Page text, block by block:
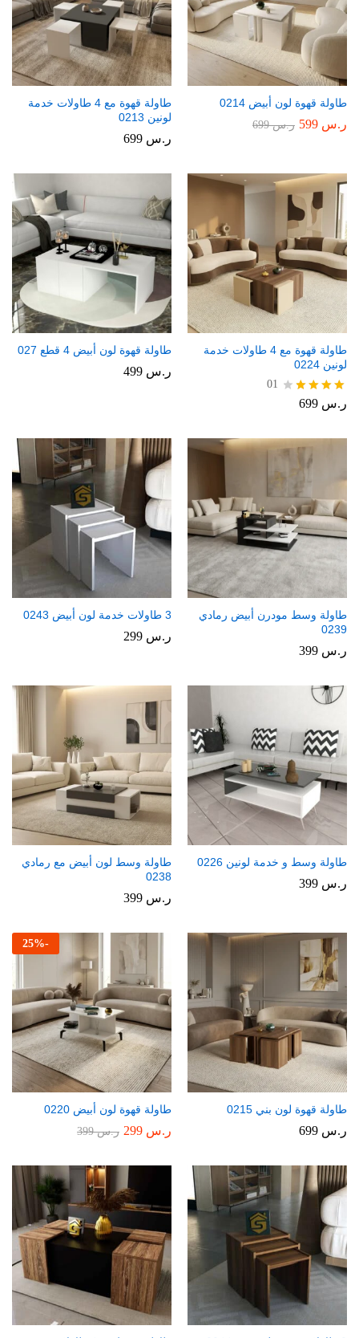
طاولة قهوة لون أبيض 0214
ر.س ر.س699
طاولة قهوة مع 4 طاولات خدمة
لونين 0213
ر.س
طاولة قهوة مع 4 طاولات خدمة
لونين 0224
تم
من 5
01
ر.س
طاولة قهوة لون أبيض 4 قطع 027
ر.س
طاولة وسط مودرن أبيض رمادي
0239
ر.س
3 طاولات خدمة لون أبيض 0243
ر.س
طاولة وسط و خدمة لونين 0226
ر.س
طاولة وسط لون أبيض مع رمادي
0238
ر.س
طاولة قهوة لون بني 0215
ر.س
-
25%
طاولة قهوة لون أبيض 0220
ر.س ر.س399